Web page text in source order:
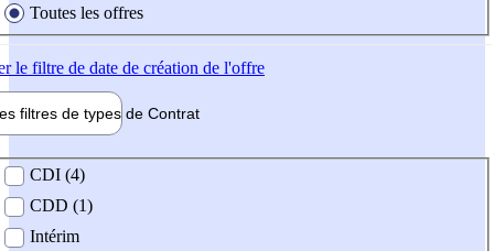
Toutes les offres
le filtre de date de création de l'offre
filtres de types de Contrat
contrat
CDI (4)
CDD (1)
Intérim